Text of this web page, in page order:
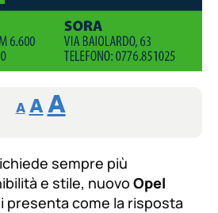
A
Reducir
tamaño
A Restablecer
fuente
AAumentar
de
fuente.
sempre più
e stile, nuovo Opel
presenta come la risposta